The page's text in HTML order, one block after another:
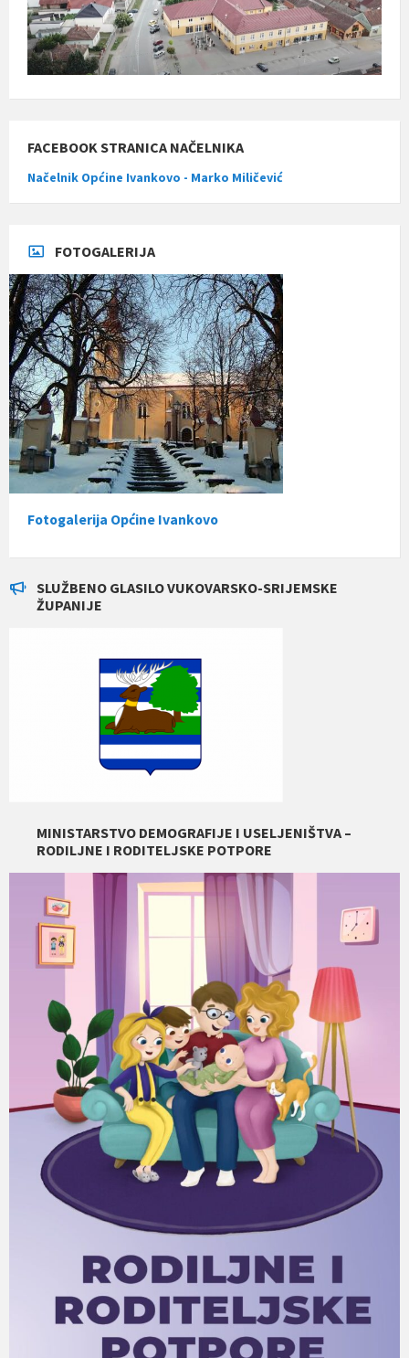
FACEBOOK STRANICA NAČELNIKA
Načelnik Općine Ivankovo - Marko Miličević
FOTOGALERIJA
Fotogalerija Općine Ivankovo
SLUŽBENO GLASILO VUKOVARSKO-SRIJEMSKE
ŽUPANIJE
MINISTARSTVO DEMOGRAFIJE I USELJENIŠTVA –
RODILJNE I RODITELJSKE POTPORE